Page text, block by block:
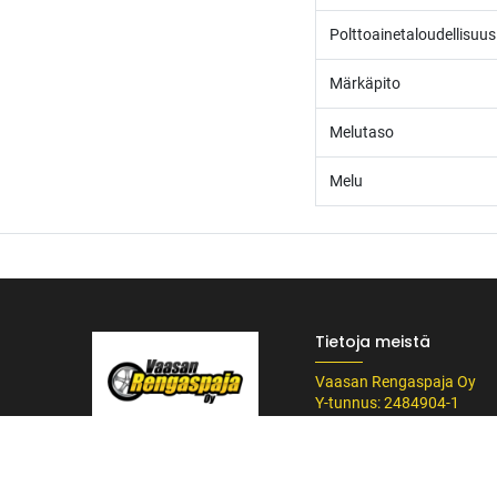
Polttoainetaloudellisuus
Märkäpito
Melutaso
Melu
Tietoja meistä
Vaasan Rengaspaja Oy
Y-tunnus: 2484904-1